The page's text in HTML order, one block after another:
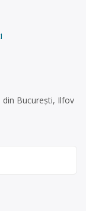
București, Ilfov